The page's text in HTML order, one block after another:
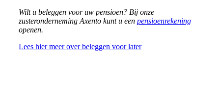
Wilt u beleggen voor uw pensioen? Bij onze
zusteronderneming Axento kunt u een pensioenrekening
openen.
Lees hier meer over beleggen voor later